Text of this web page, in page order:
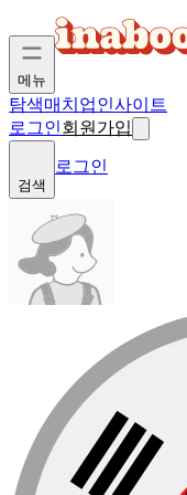
메뉴
탐색매치업인사이트
로그인회원가입
검색
로그인